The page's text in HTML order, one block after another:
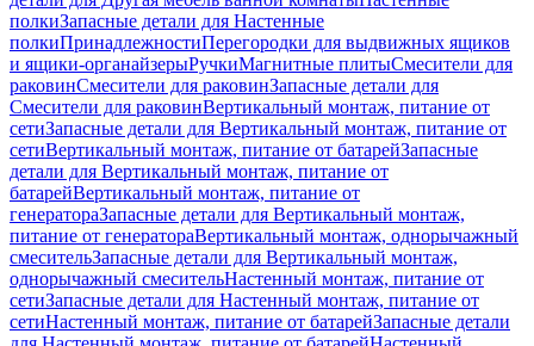
полкиЗапасные детали для Настенные
полкиПринадлежностиПерегородки для выдвижных ящиков
и ящики-органайзерыРучкиМагнитные плитыСмесители для
раковинСмесители для раковинЗапасные детали для
Смесители для раковинВертикальный монтаж, питание от
сетиЗапасные детали для Вертикальный монтаж, питание от
сетиВертикальный монтаж, питание от батарейЗапасные
детали для Вертикальный монтаж, питание от
батарейВертикальный монтаж, питание от
генератораЗапасные детали для Вертикальный монтаж,
питание от генератораВертикальный монтаж, однорычажный
смесительЗапасные детали для Вертикальный монтаж,
однорычажный смесительНастенный монтаж, питание от
сетиЗапасные детали для Настенный монтаж, питание от
сетиНастенный монтаж, питание от батарейЗапасные детали